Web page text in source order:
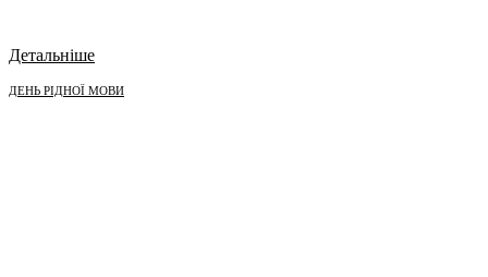
Детальніше
ДЕНЬ РІДНОЇ МОВИ